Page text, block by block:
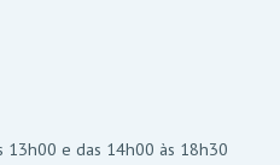
13h00 e das 14h00 às 18h30